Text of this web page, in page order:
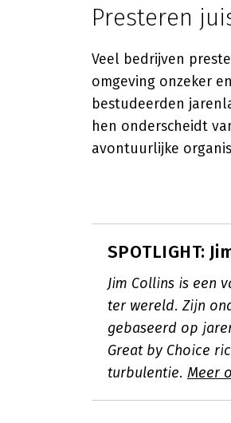
Presteren
Veel bedrijven
omgeving onzeker
bestudeerden
hen onderscheidt
avontuurlijke
SPOTLIGHT:
Jim Collins is een
ter wereld. Zijn
gebaseerd op
Great by Choice
turbulentie. Meer